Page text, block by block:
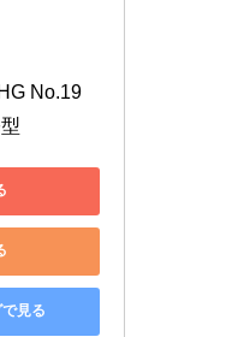
No.19
見る